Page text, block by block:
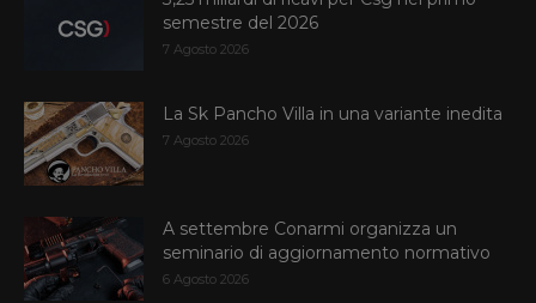
semestre del 2026
7 Agosto 2026
La Sk Pancho Villa in una variante inedita
7 Agosto 2026
A settembre Conarmi organizza un
seminario di aggiornamento normativo
6 Agosto 2026